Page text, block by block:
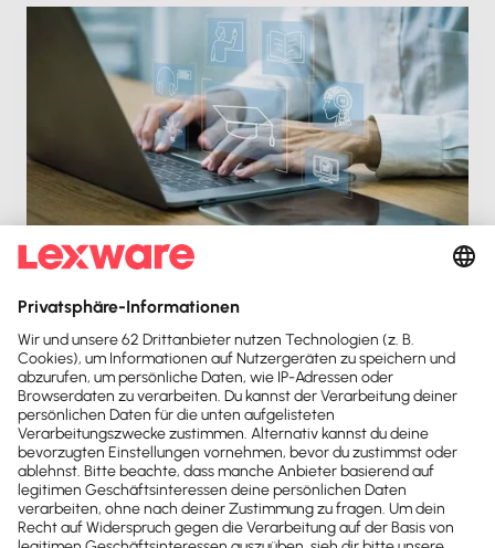
Fachschulung
Buchhaltung digitalisieren: So gestaltest du den
Umstieg sicher und erfolgreich
Do. 10.09.2026, 08:00 Uhr
Live
120 min
69,95 €
zzgl. MwSt.
Kontakt